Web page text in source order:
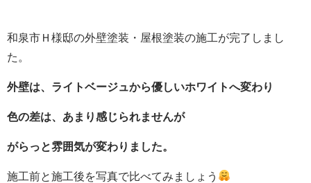
和泉市Ｈ様邸の外壁塗装・屋根塗装の施工が完了しまし
た。
外壁は、ライトベージュから優しいホワイトへ変わり
色の差は、あまり感じられませんが
がらっと雰囲気が変わりました。
施工前と施工後を写真で比べてみましょう